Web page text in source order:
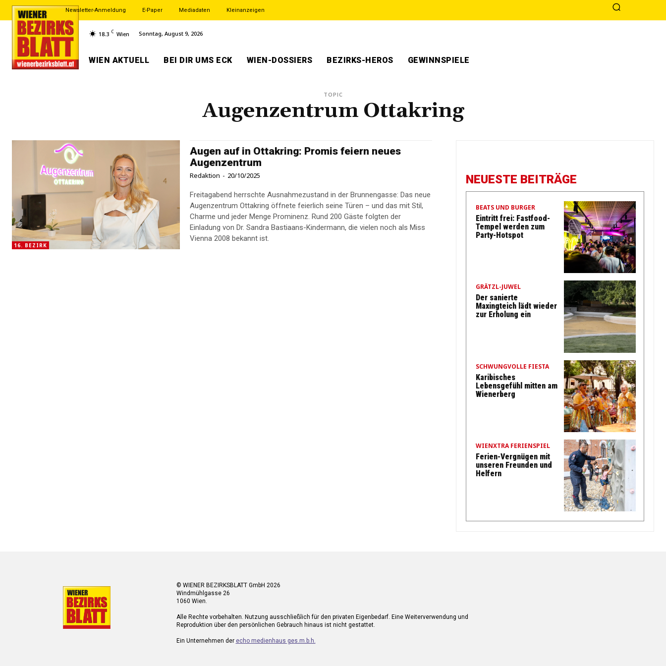
Newsletter-Anmeldung E-Paper Mediadaten Kleinanzeigen
18.3 C Wien Sonntag, August 9, 2026
WIEN AKTUELL BEI DIR UMS ECK WIEN-DOSSIERS BEZIRKS-HEROS GEWINNSPIELE
TOPIC
Augenzentrum Ottakring
16. BEZIRK
Augen auf in Ottakring: Promis feiern neues
Augenzentrum
Redaktion - 20/10/2025
Freitagabend herrschte Ausnahmezustand in der Brunnengasse: Das neue
Augenzentrum Ottakring öffnete feierlich seine Türen – und das mit Stil,
Charme und jeder Menge Prominenz. Rund 200 Gäste folgten der
Einladung von Dr. Sandra Bastiaans-Kindermann, die vielen noch als Miss
Vienna 2008 bekannt ist.
NEUESTE BEITRÄGE
BEATS UND BURGER
Eintritt frei: Fastfood-
Tempel werden zum
Party-Hotspot
GRÄTZL-JUWEL
Der sanierte
Maxingteich lädt wieder
zur Erholung ein
SCHWUNGVOLLE FIESTA
Karibisches
Lebensgefühl mitten am
Wienerberg
WIENXTRA FERIENSPIEL
Ferien-Vergnügen mit
unseren Freunden und
Helfern
© WIENER BEZIRKSBLATT GmbH 2026
Windmühlgasse 26
1060 Wien.
Alle Rechte vorbehalten. Nutzung ausschließlich für den privaten Eigenbedarf. Eine Weiterverwendung und
Reproduktion über den persönlichen Gebrauch hinaus ist nicht gestattet.
Ein Unternehmen der echo medienhaus ges.m.b.h.